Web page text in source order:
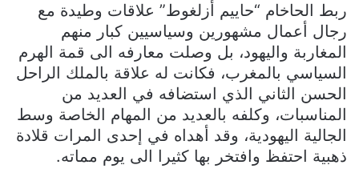
ربط الحاخام “حاييم أزلغوط” علاقات وطيدة مع
رجال أعمال مشهورين وسياسيين كبار منهم
المغاربة واليهود، بل وصلت معارفه الى قمة الهرم
السياسي بالمغرب، فكانت له علاقة بالملك الراحل
الحسن الثاني الذي استضافه في العديد من
المناسبات، وكلفه بالعديد من المهام الخاصة وسط
الجالية اليهودية، وقد أهداه في إحدى المرات قلادة
ذهبية احتفظ وافتخر بها كثيرا الى يوم مماته.